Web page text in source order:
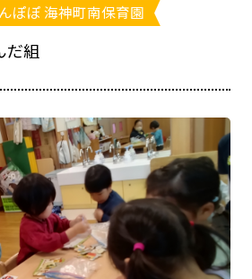
ぽぽ 海神町南保育園
組